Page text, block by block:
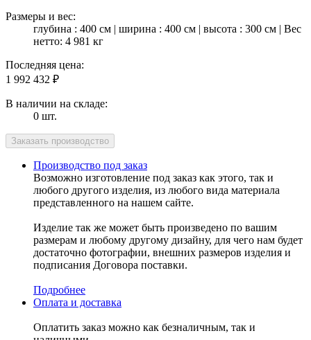
Размеры и вес:
глубина : 400 см | ширина : 400 см | высота : 300 см | Вес
нетто: 4 981 кг
Последняя цена:
1 992 432 ₽
В наличии на складе:
0 шт.
Производство под заказ
Возможно изготовление под заказ как этого, так и
любого другого изделия, из любого вида материала
представленного на нашем сайте.
Изделие так же может быть произведено по вашим
размерам и любому другому дизайну, для чего нам будет
достаточно фотографии, внешних размеров изделия и
подписания Договора поставки.
Подробнее
Оплата и доставка
Оплатить заказ можно как безналичным, так и